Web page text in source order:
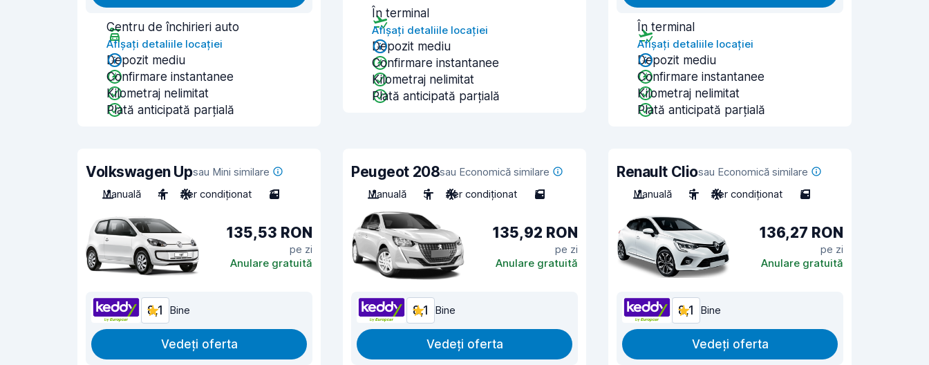
Centru de închirieri auto
Afișați detaliile locației
Depozit mediu
Confirmare instantanee
Kilometraj nelimitat
Plată anticipată parțială
În terminal
Afișați detaliile locației
Depozit mediu
Confirmare instantanee
Kilometraj nelimitat
Plată anticipată parțială
În terminal
Afișați detaliile locației
Depozit mediu
Confirmare instantanee
Kilometraj nelimitat
Plată anticipată parțială
Volkswagen Upsau Mini similare
Manuală
4 Aer condiționat 3
135,53 RON
pe zi
Anulare gratuită
8,1 Bine
Vedeți oferta
Peugeot 208sau Economică similare
Manuală
5 Aer condiționat 5
135,92 RON
pe zi
Anulare gratuită
8,1 Bine
Vedeți oferta
Renault Cliosau Economică similare
Manuală
5 Aer condiționat 5
136,27 RON
pe zi
Anulare gratuită
8,1 Bine
Vedeți oferta